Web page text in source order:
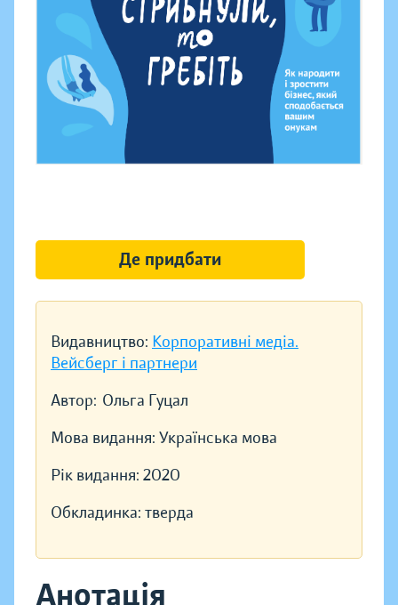
Видавництво: Корпоративні медіа.
Вейсберг і партнери
Автор: Ольга Гуцал
Мова видання: Українська мова
Рік видання: 2020
Обкладинка: тверда
Анотація
Де придбати